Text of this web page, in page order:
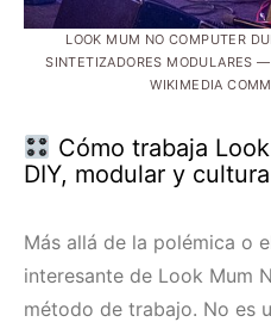
LOOK MUM NO COMPUTER
SINTETIZADORES MODULARES
WIKIMEDIA
Cómo trabaja
DIY, modular y
Más allá de la polémica o
interesante de Look Mum
método de trabajo. No es